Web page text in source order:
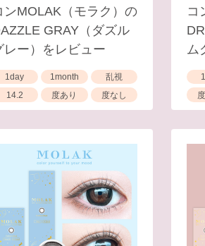
ンMOLAK（モラク）の
GRAY（ダズル
レー）をレビュー
1day 1month
乱視
14.2
度あり 度なし
コ
ム